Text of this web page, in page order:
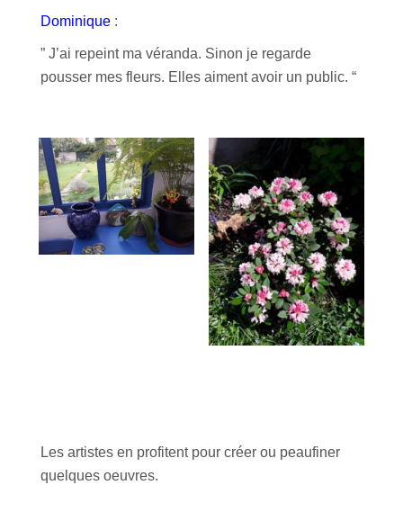
Dominique :
” J’ai repeint ma véranda. Sinon je regarde
pousser mes fleurs. Elles aiment avoir un public. “
Les artistes en profitent pour créer ou peaufiner
quelques oeuvres.